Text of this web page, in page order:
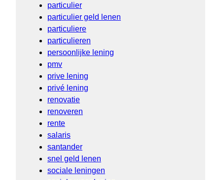
particulier
particulier geld lenen
particuliere
particulieren
persoonlijke lening
pmv
prive lening
privé lening
renovatie
renoveren
rente
salaris
santander
snel geld lenen
sociale leningen